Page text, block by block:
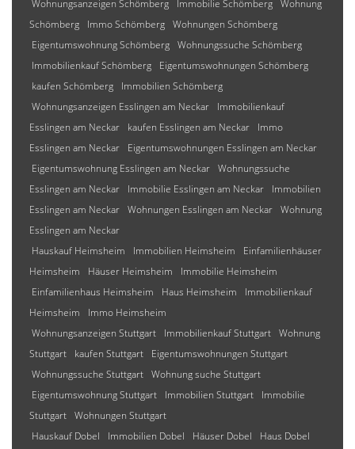
Wohnungsanzeigen Schömberg
Immobilie Schömberg Wohnung
Schömberg
Immo Schömberg Wohnungen Schömberg
Eigentumswohnung Schömberg Wohnungssuche Schömberg
Immobilienkauf Schömberg
Eigentumswohnungen Schömberg
kaufen Schömberg
Immobilien Schömberg
Wohnungsanzeigen Esslingen am Neckar
Immobilienkauf
Esslingen am Neckar
kaufen Esslingen am Neckar
Immo
Esslingen am Neckar
Eigentumswohnungen Esslingen am Neckar
Eigentumswohnung Esslingen am Neckar Wohnungssuche
Esslingen am Neckar
Immobilie Esslingen am Neckar
Immobilien
Esslingen am Neckar Wohnungen Esslingen am Neckar Wohnung
Esslingen am Neckar
Hauskauf Heimsheim
Immobilien Heimsheim
Einfamilienhäuser
Heimsheim
Häuser Heimsheim
Immobilie Heimsheim
Einfamilienhaus Heimsheim
Haus Heimsheim
Immobilienkauf
Heimsheim
Immo Heimsheim
Wohnungsanzeigen Stuttgart
Immobilienkauf Stuttgart Wohnung
Stuttgart
kaufen Stuttgart
Eigentumswohnungen Stuttgart
Wohnungssuche Stuttgart Wohnung suche Stuttgart
Eigentumswohnung Stuttgart
Immobilien Stuttgart
Immobilie
Stuttgart Wohnungen Stuttgart
Hauskauf Dobel
Immobilien Dobel Häuser Dobel
Haus Dobel